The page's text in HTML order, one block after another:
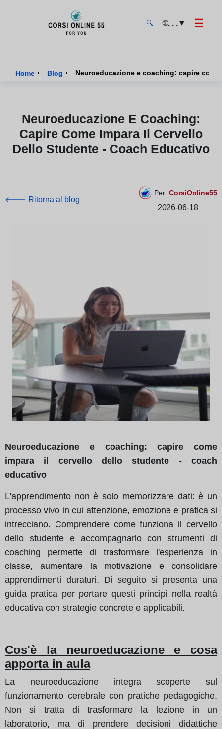
🔍 🌐. . .▼ ☰
Home › Blog › Neuroeducazione e coaching: capire
Neuroeducazione E Coaching:
Capire Come Impara Il Cervello
Dello Studente - Coach Educativo
🡐 Ritorna al blog
Per CorsiOnline55
2026-06-18
Neuroeducazione e coaching: capire come
impara il cervello dello studente - coach
educativo
L'apprendimento non è solo memorizzare dati: è un
processo vivo in cui attenzione, emozione e pratica si
intrecciano. Comprendere come funziona il cervello
dello studente e accompagnarlo con strumenti di
coaching permette di trasformare l'esperienza in
classe, aumentare la motivazione e consolidare
apprendimenti duraturi. Di seguito si presenta una
guida pratica per portare questi principi nella realtà
educativa con strategie concrete e applicabili.
Cos'è la neuroeducazione e cosa
apporta in aula
La neuroeducazione integra scoperte sul
funzionamento cerebrale con pratiche pedagogiche.
Non si tratta di trasformare la lezione in un
laboratorio, ma di prendere decisioni didattiche